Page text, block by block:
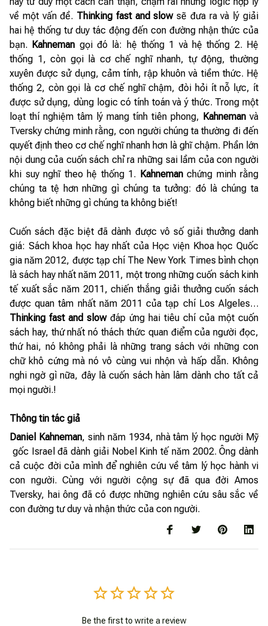
về một vấn đề. Thinking fast and slowsẽ đưa ra và lý giải
hai hệ thống tư duy tác động đến con đường nhận thức của
bạn. Kahneman gọi đó là: hệ thống 1 và hệ thống 2. Hệ
thống 1, còn gọi là cơ chế nghĩ nhanh, tự động, thường
xuyên được sử dụng, cảm tính, rập khuôn và tiềm thức. Hệ
thống 2, còn gọi là cơ chế nghĩ chậm, đòi hỏi ít nỗ lực, ít
được sử dụng, dùng logic có tính toán và ý thức. Trong một
loạt thí nghiệm tâm lý mang tính tiên phong, Kahneman và
Tversky chứng minh rằng, con người chúng ta thường đi đến
quyết định theo cơ chế nghĩ nhanh hơn là ghĩ chậm. Phần lớn
nội dung của cuốn sách chỉ ra những sai lầm của con người
khi suy nghĩ theo hệ thống 1. Kahnemanchứng minh rằng
chúng ta tệ hơn những gì chúng ta tưởng: đó là chúng ta
không biết những gì chúng ta không biết!
Cuốn sách đặc biệt đã dành được vô số giải thưởng danh
giá: Sách khoa học hay nhất của Học viện Khoa học Quốc
gia năm 2012, được tạp chí The New York Times bình chọn
là sách hay nhất năm 2011, một trong những cuốn sách kinh
tế xuất sắc năm 2011, chiến thắng giải thưởng cuốn sách
được quan tâm nhất năm 2011 của tạp chí Los Algeles…
Thinking fast and slow đáp ứng hai tiêu chí của một cuốn
sách hay, thứ nhất nó thách thức quan điểm của người đọc,
thứ hai, nó không phải là những trang sách với những con
chữ khô cứng mà nó vô cùng vui nhộn và hấp dẫn. Không
nghi ngờ gì nữa, đây là cuốn sách hàn lâm dành cho tất cả
mọi người.!
Thông tin tác giả
Daniel Kahneman, sinh năm 1934, nhà tâm lý học người Mỹ
gốc Israel đã dành giải Nobel Kinh tế năm 2002. Ông dành
cả cuộc đời của mình để nghiên cứu về tâm lý học hành vi
con người. Cùng với người cộng sự đã qua đời Amos
Tversky, hai ông đã có được những nghiên cứu sâu sắc về
con đường tư duy và nhận thức của con người.
Be the first to write a review